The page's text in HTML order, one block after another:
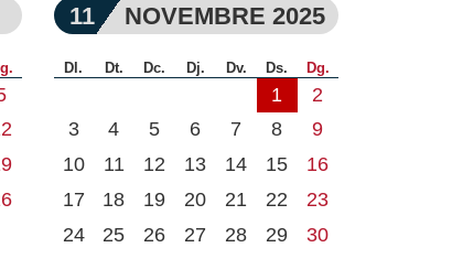
11 NOVEMBRE 2025
Dl. Dt. Dc. Dj. Dv. Ds. Dg.
1
2
3
4 5 6 7 8
9
10
11 12 13 14 15
16
17
18 19 20 21 22
23
24
25 26 27 28 29 30